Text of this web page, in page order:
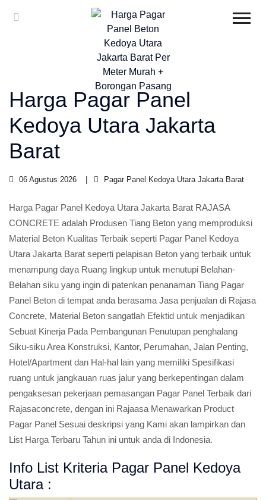
Harga Pagar Panel
Kedoya Utara Jakarta
Barat
06 Agustus 2026 Pagar Panel Kedoya Utara Jakarta Barat
Harga Pagar Panel Kedoya Utara Jakarta Barat RAJASA
CONCRETE adalah Produsen Tiang Beton yang memproduksi
Material Beton Kualitas Terbaik seperti Pagar Panel Kedoya
Utara Jakarta Barat seperti pelapisan Beton yang terbaik untuk
menampung daya Ruang lingkup untuk menutupi Belahan-
Belahan siku yang ingin di patenkan penanaman Tiang Pagar
Panel Beton di tempat anda berasama Jasa penjualan di Rajasa
Concrete, Material Beton sangatlah Efektid untuk menjadikan
Sebuat Kinerja Pada Pembangunan Penutupan penghalang
Siku-siku Area Konstruksi, Kantor, Perumahan, Jalan Penting,
Hotel/Apartment dan Hal-hal lain yang memiliki Spesifikasi
ruang untuk jangkauan ruas jalur yang berkepentingan dalam
pengaksesan pekerjaan pemasangan Pagar Panel Terbaik dari
Rajasaconcrete, dengan ini Rajaasa Menawarkan Product
Pagar Panel Sesuai deskripsi yang Kami akan lampirkan dan
List Harga Terbaru Tahun ini untuk anda di Indonesia.
Info List Kriteria Pagar Panel Kedoya
Utara :